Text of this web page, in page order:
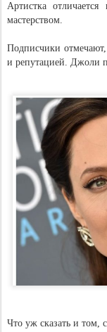
Артистка
мастерством.
Подписчики отмечают,
и репутацией. Джоли
Что уж сказать и том,